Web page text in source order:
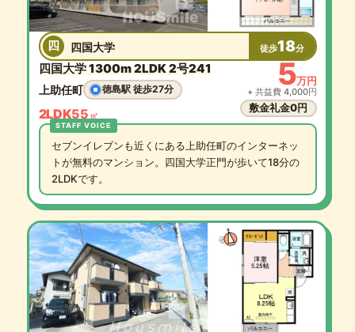
四 四国大学 徒歩18分
四国大学 1300m 2LDK 2号241
上助任町 徳島駅 徒歩27分
2LDK55 ㎡
5万円
+ 共益費 4,000円
敷金礼金0円
セブンイレブンも近くにある上助任町のインターネッ
トが無料のマンション。四国大学正門が歩いて18分の
2LDKです。